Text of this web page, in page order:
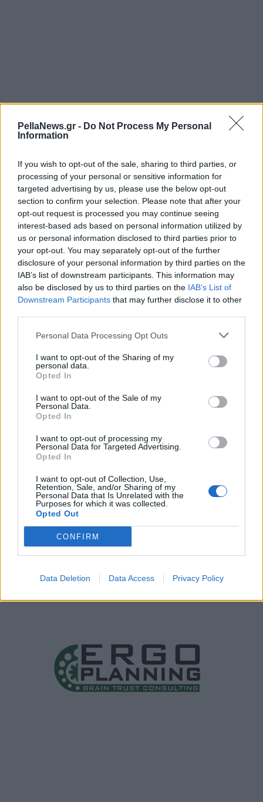
PellaNews.gr - Do Not Process My Personal
Information
If you wish to opt-out of the sale, sharing to third parties, or
processing of your personal or sensitive information for
targeted advertising by us, please use the below opt-out
section to confirm your selection. Please note that after your
opt-out request is processed you may continue seeing
interest-based ads based on personal information utilized by
us or personal information disclosed to third parties prior to
your opt-out. You may separately opt-out of the further
disclosure of your personal information by third parties on the
IAB’s list of downstream participants. This information may
also be disclosed by us to third parties on the IAB’s List of
Downstream Participants that may further disclose it to other
Personal Data Processing Opt Outs
I want to opt-out of the Sharing of my
personal data.
Opted In
I want to opt-out of the Sale of my
Personal Data.
Opted In
I want to opt-out of processing my
Personal Data for Targeted Advertising.
Opted In
I want to opt-out of Collection, Use,
Retention, Sale, and/or Sharing of my
Personal Data that Is Unrelated with the
Purposes for which it was collected.
Opted Out
CONFIRM
Data Deletion Data Access Privacy Policy